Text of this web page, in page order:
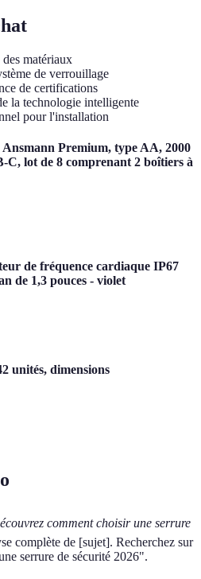
matériaux
de verrouillage
de certifications
la technologie intelligente
pour l'installation
Premium, type AA, 2000
C, lot de 8 comprenant 2 boîtiers à
de fréquence cardiaque IP67
de 1,3 pouces - violet
unités, dimensions
comment choisir une serrure
complète de [sujet]. Recherchez sur
serrure de sécurité 2026".